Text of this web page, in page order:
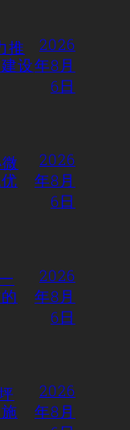
推
设
2026
年8月
6日
2026
年8月
6日
2026
年8月
6日
2026
年8月